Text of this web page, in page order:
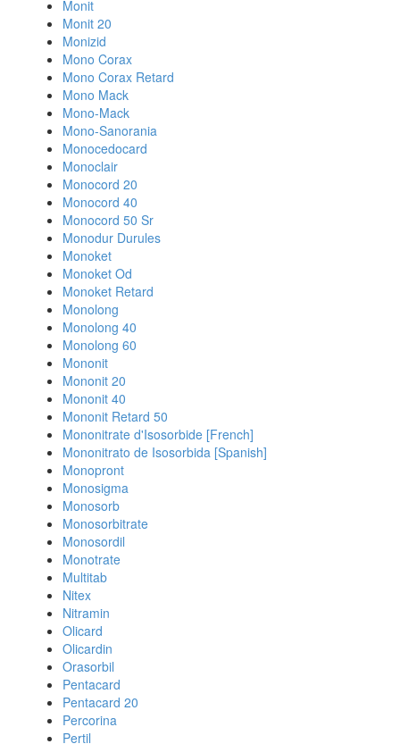
Monit
Monit 20
Monizid
Mono Corax
Mono Corax Retard
Mono Mack
Mono-Mack
Mono-Sanorania
Monocedocard
Monoclair
Monocord 20
Monocord 40
Monocord 50 Sr
Monodur Durules
Monoket
Monoket Od
Monoket Retard
Monolong
Monolong 40
Monolong 60
Mononit
Mononit 20
Mononit 40
Mononit Retard 50
Mononitrate d'Isosorbide [French]
Mononitrato de Isosorbida [Spanish]
Monopront
Monosigma
Monosorb
Monosorbitrate
Monosordil
Monotrate
Multitab
Nitex
Nitramin
Olicard
Olicardin
Orasorbil
Pentacard
Pentacard 20
Percorina
Pertil